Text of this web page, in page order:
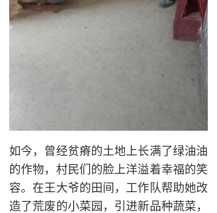
如今，曾经贫瘠的土地上长满了绿油油
的作物，村民们的脸上洋溢着幸福的笑
容。在王大爷的田间，工作队帮助她改
造了荒废的小菜园，引进新品种蔬菜，